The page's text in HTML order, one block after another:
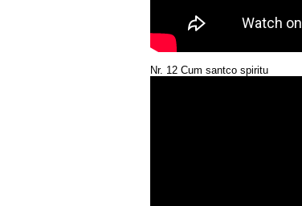
Nr. 12 Cum santco spiritu